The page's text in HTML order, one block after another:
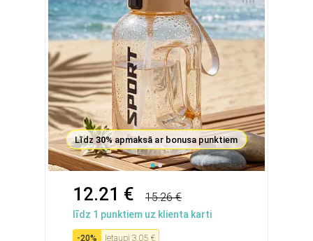
Līdz 30%apmaksā ar bonusa punktiem
12.21 € 15.26 €
līdz 1 punktiem uz klienta karti
-20% Ietaupi 3.05 €